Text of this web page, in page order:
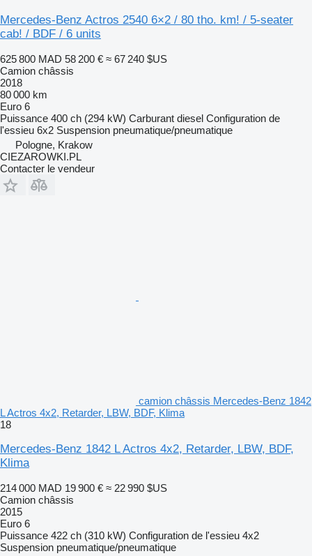
Mercedes-Benz Actros 2540 6×2 / 80 tho. km! / 5-seater
cab! / BDF / 6 units
625 800 MAD 58 200 € ≈ 67 240 $US
Camion châssis
2018
80 000 km
Euro 6
Puissance 400 ch (294 kW) Carburant diesel Configuration de
l'essieu 6x2 Suspension pneumatique/pneumatique
Pologne, Krakow
CIEZAROWKI.PL
Contacter le vendeur
camion châssis Mercedes-Benz 1842
L Actros 4x2, Retarder, LBW, BDF, Klima
18
Mercedes-Benz 1842 L Actros 4x2, Retarder, LBW, BDF,
Klima
214 000 MAD 19 900 € ≈ 22 990 $US
Camion châssis
2015
Euro 6
Puissance 422 ch (310 kW) Configuration de l'essieu 4x2
Suspension pneumatique/pneumatique